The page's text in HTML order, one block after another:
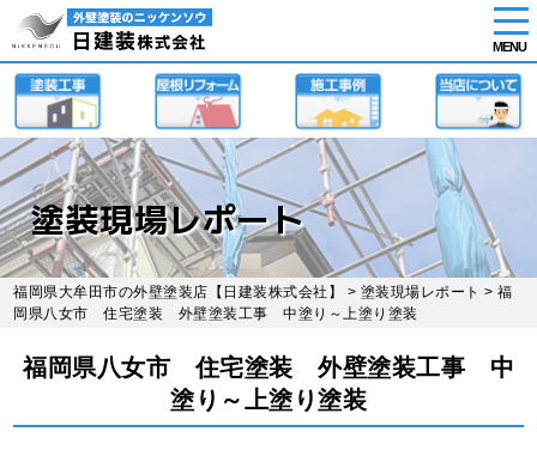
Skip
main
content
MENU
塗装現場レポート
福岡県大牟田市の外壁塗装店【日建装株式会社】 > 塗装現場レポート > 福
岡県八女市 住宅塗装 外壁塗装工事 中塗り～上塗り塗装
福岡県八女市 住宅塗装 外壁塗装工事 中
塗り～上塗り塗装